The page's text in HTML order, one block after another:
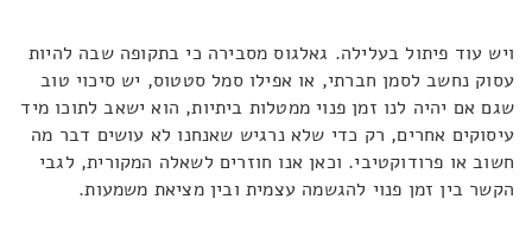
ויש עוד פיתול בעלילה. גאלגוס מסבירה כי בתקופה שבה להיות
עסוק נחשב לסמן חברתי, או אפילו סמל סטטוס, יש סיכוי טוב
שגם אם יהיה לנו זמן פנוי ממטלות ביתיות, הוא ישאב לתוכו מיד
עיסוקים אחרים, רק כדי שלא נרגיש שאנחנו לא עושים דבר מה
חשוב או פרודוקטיבי. וכאן אנו חוזרים לשאלה המקורית, לגבי
הקשר בין זמן פנוי להגשמה עצמית ובין מציאת משמעות.